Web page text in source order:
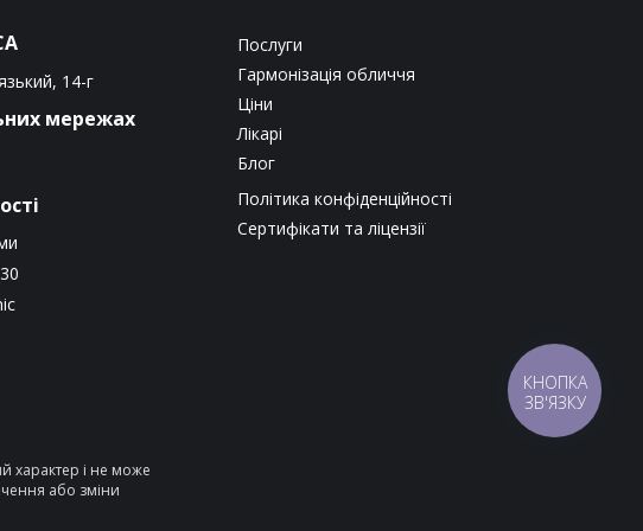
14-г
мережах
Послуги
Гармонізація обличчя
Ціни
Лікарі
Блог
Політика конфіденційності
Сертифікати та ліцензії
характер і не може
або зміни
КНОПКА
ЗВ'ЯЗКУ